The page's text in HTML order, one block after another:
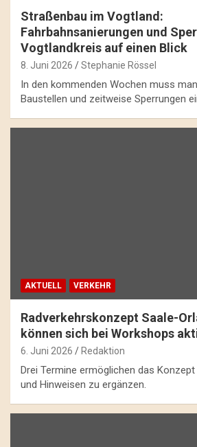
Straßenbau im Vogtland:
Fahrbahnsanierungen und
Vogtlandkreis auf einen Blick
8. Juni 2026 Stephanie Rössel
In den kommenden Wochen muss
Baustellen und zeitweise Sperrungen
AKTUELL VERKEHR
Radverkehrskonzept Saale-
können sich bei Workshops
6. Juni 2026 Redaktion
Drei Termine ermöglichen das
und Hinweisen zu ergänzen.